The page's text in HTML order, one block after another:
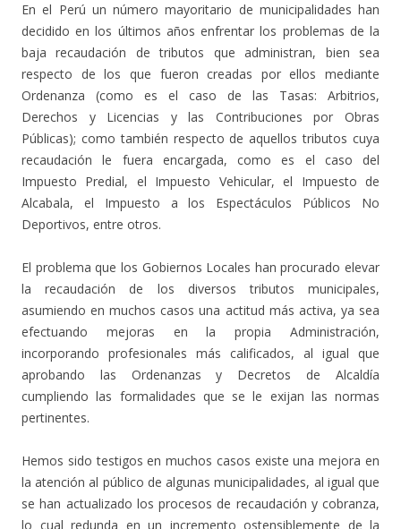
En el Perú un número mayoritario de municipalidades han
decidido en los últimos años enfrentar los problemas de la
baja recaudación de tributos que administran, bien sea
respecto de los que fueron creadas por ellos mediante
Ordenanza (como es el caso de las Tasas: Arbitrios,
Derechos y Licencias y las Contribuciones por Obras
Públicas); como también respecto de aquellos tributos cuya
recaudación le fuera encargada, como es el caso del
Impuesto Predial, el Impuesto Vehicular, el Impuesto de
Alcabala, el Impuesto a los Espectáculos Públicos No
Deportivos, entre otros.
El problema que los Gobiernos Locales han procurado elevar
la recaudación de los diversos tributos municipales,
asumiendo en muchos casos una actitud más activa, ya sea
efectuando mejoras en la propia Administración,
incorporando profesionales más calificados, al igual que
aprobando las Ordenanzas y Decretos de Alcaldía
cumpliendo las formalidades que se le exijan las normas
pertinentes.
Hemos sido testigos en muchos casos existe una mejora en
la atención al público de algunas municipalidades, al igual que
se han actualizado los procesos de recaudación y cobranza,
lo cual redunda en un incremento ostensiblemente de la